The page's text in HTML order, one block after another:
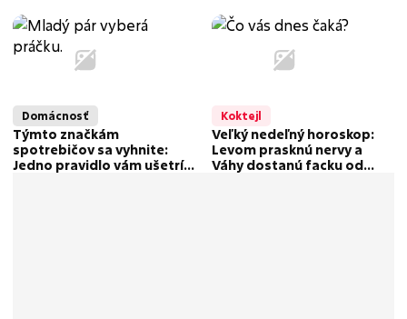
aby sa ručička na váhe
nepohla nahor?
odpustky
Domácnosť
Týmto značkám
spotrebičov sa vyhnite:
Jedno pravidlo vám ušetrí
Koktejl
Veľký nedeľný horoskop:
Levom prasknú nervy a
Váhy dostanú facku od